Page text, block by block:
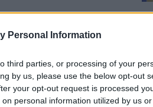
Personal Information
third parties, or processing of your
by us, please use the below opt-out
your opt-out request is processed
personal information utilized by us
képpel kapcsolatban úgy
emberek azok,